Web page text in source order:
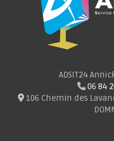
ADSIT24
06 84
106 Chemin des